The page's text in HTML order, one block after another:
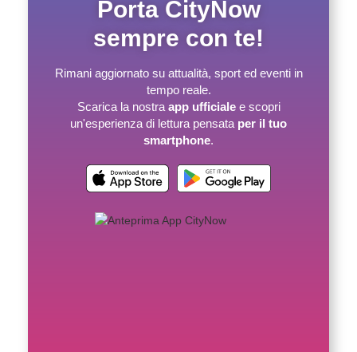
Porta CityNow
sempre con te!
Rimani aggiornato su attualità, sport ed eventi in
tempo reale.
Scarica la nostra app ufficialee scopri
un'esperienza di lettura pensata per il tuo
smartphone.